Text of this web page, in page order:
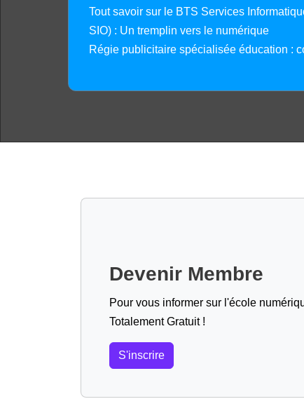
Tout savoir sur le BTS Services
SIO) : Un tremplin vers le numérique
Régie publicitaire spécialisée éducation :
Devenir Membre
Pour vous informer sur l'école
Totalement Gratuit !
S'inscrire